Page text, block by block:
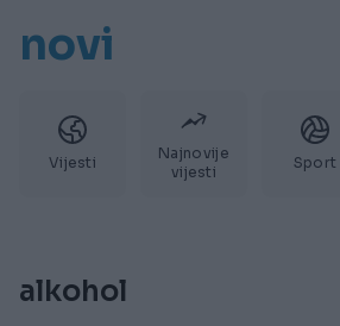
novi
Vijesti
Najnovije
vijesti
Sport
alkohol